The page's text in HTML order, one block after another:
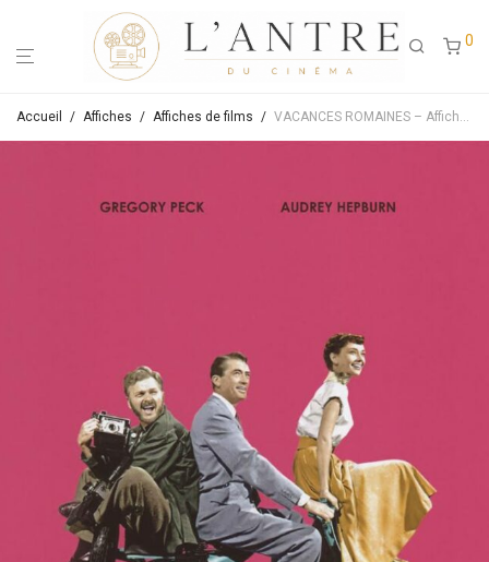
0
Accueil / Affiches / Affiches de films / VACANCES ROMAINES – Affiche de cinéma originale ressortie – Approximativement 40X60